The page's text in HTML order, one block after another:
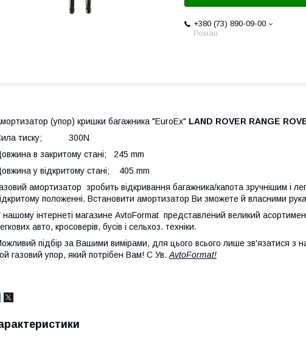
+380 (73) 890-09-00
Роман
(упор) кришки багажника "EuroEx" LAND ROVER RANGE
тиску; 300N
в закритому стані; 245 mm
у відкритому стані; 405 mm
амортизатор зробить відкривання багажника/капота зручнішим і
положенні. Встановити амортизатор Ви зможете й власними
нашому інтернеті магазине AvtoFormat представлений великий
авто, кросоверів, бусів і сельхоз. техніки.
підбір за Вашими вимірами, для цього всього лише зв'язатися з
газовий упор, який потрібен Вам! С Ув.AvtoFormat!